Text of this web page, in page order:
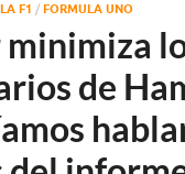
F1 / FORMULA UNO
minimiza
de